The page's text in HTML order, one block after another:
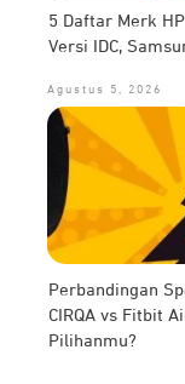
5 Daftar Merk
Versi IDC,
Agustus 5, 2026
Perbandingan
CIRQA vs Fitbit
Pilihanmu?